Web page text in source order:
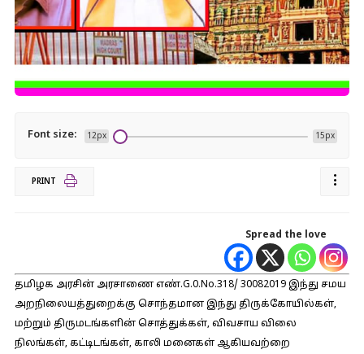
Font size: 12px 15px
PRINT
Spread the love
தமிழக அரசின் அரசாணை எண்.G.0.No.318/ 30082019 இந்து சமய
அறநிலையத்துறைக்கு சொந்தமான இந்து திருக்கோயில்கள்,
மற்றும் திருமடங்களின் சொத்துக்கள், விவசாய விலை
நிலங்கள், கட்டிடங்கள், காலி மனைகள் ஆகியவற்றை